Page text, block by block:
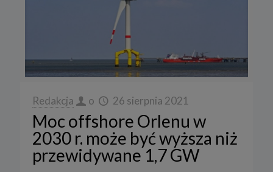
Redakcja o 26 sierpnia 2021
Moc offshore Orlenu w
2030 r. może być wyższa niż
przewidywane 1,7 GW